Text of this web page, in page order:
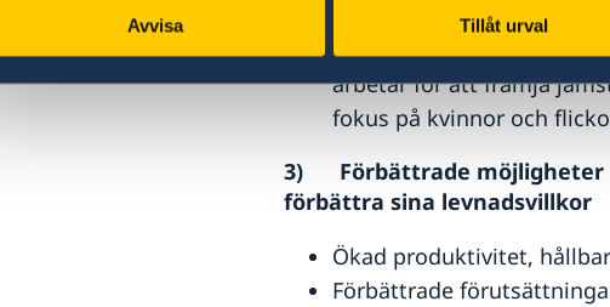
Avvisa Tillåt urval
utveckling och
Stärkt kapacitet hos
arbetar för att främja
fokus på kvinnor och
3) Förbättrade
förbättra sina levnadsvillkor
Ökad produktivitet,
Förbättrade